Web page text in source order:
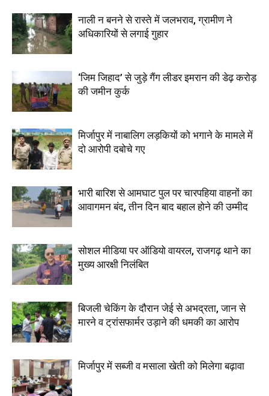
नाली न बनने से रास्ते में जलभराव, ग्रामीण ने
अधिकारियों से लगाई गुहार
‘जिम जिहाद’ से जुड़े गैंग लीडर इमरान की डेढ़ करोड़
की जमीन कुर्क
मिर्जापुर में नाबालिग लड़कियों को भगाने के मामले में
दो आरोपी दबोचे गए
भारी बारिश से आमघाट पुल पर चारपहिया वाहनों का
आवागमन बंद, तीन दिन बाद बहाल होने की उम्मीद
सोशल मीडिया पर ऑडियो वायरल, राजगढ़ थाने का
मुख्य आरक्षी निलंबित
बिजली चेकिंग के दौरान जेई से अभद्रता, जान से
मारने व ट्रांसफार्मर उड़ाने की धमकी का आरोप
मिर्जापुर में सब्जी व मसाला खेती को मिलेगा बढ़ावा